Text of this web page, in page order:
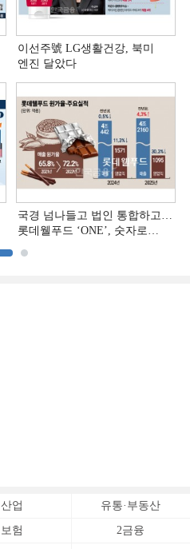
이선주號 LG생활건강, 북미
엔진 달았다
국경 넘나들고 법인 통합하고…
롯데웰푸드 ‘ONE’, 숫자로
산업 유통·부동산
보험 2금융